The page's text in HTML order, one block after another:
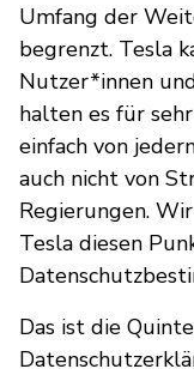
Umfang der
begrenzt. Tesla
Nutzer*innen
halten es für
einfach von
auch nicht von
Regierungen.
Tesla diesen
Das ist die